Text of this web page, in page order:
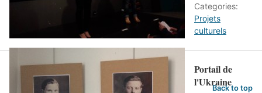
Categories:
Projets
culturels
Portail de
l'UkraineBack to top